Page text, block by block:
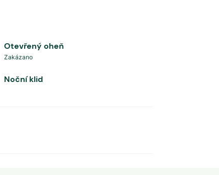
Otevřený oheň
Zakázano
Noční klid